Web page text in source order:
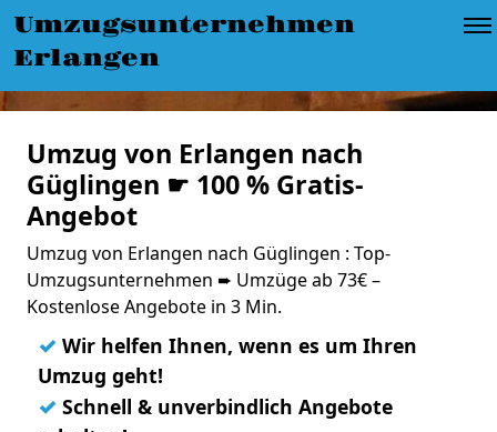
Umzugsunternehmen
Erlangen
Umzug von Erlangen nach
Güglingen ☛ 100 % Gratis-
Angebot
Umzug von Erlangen nach Güglingen : Top-
Umzugsunternehmen ➨ Umzüge ab 73€ –
Kostenlose Angebote in 3 Min.
✓ Wir helfen Ihnen, wenn es um Ihren
Umzug geht!
✓ Schnell & unverbindlich Angebote